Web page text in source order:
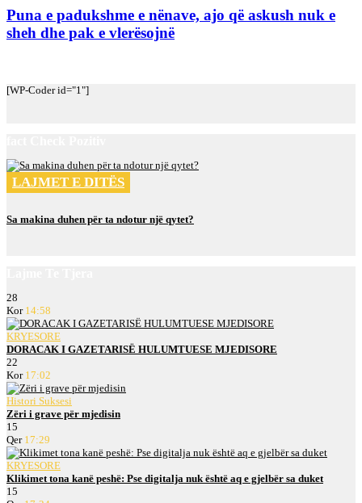
Puna e padukshme e nënave, ajo që askush nuk e
sheh dhe pak e vlerësojnë
[WP-Coder id="1"]
LAJMET E DITËS
Sa makina duhen për ta ndotur një qytet?
28
Kor 14:58
KRYESORE
DORACAK I GAZETARISË HULUMTUESE MJEDISORE
22
Kor 17:02
Histori Suksesi
Zëri i grave për mjedisin
15
Qer 17:29
KRYESORE
Klikimet tona kanë peshë: Pse digitalja nuk është aq e gjelbër sa duket
15